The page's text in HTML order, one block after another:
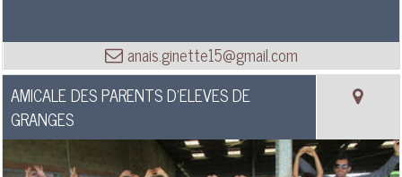
anais.ginette15@gmail.com
AMICALE DES PARENTS D’ELEVES DE
GRANGES